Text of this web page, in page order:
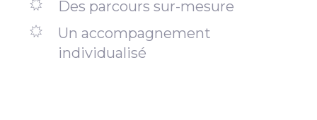
Des parcours sur-mesure
Un accompagnement
individualisé